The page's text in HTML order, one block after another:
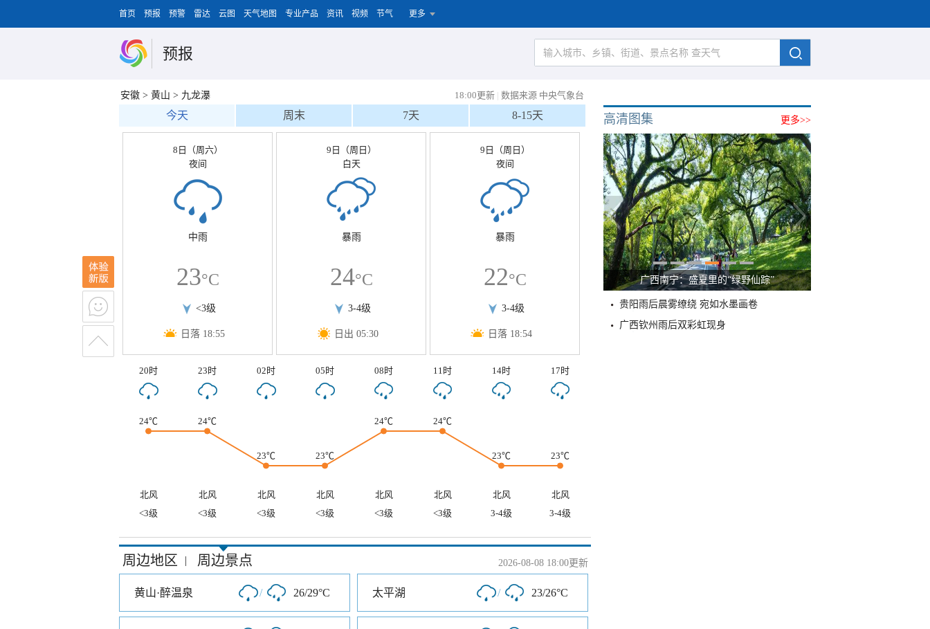
首页 预报 预警 雷达 云图 天气地图 专业产品 资讯 视频 节气 更多
预报
安徽 > 黄山 > 九龙瀑 18:00更新 | 数据来源 中央气象台
今天 周末 7天 8-15天
8日（周六）
夜间
中雨
23°C
<3级
日落 18:55
9日（周日）
白天
暴雨
24°C
3-4级
日出 05:30
9日（周日）
夜间
暴雨
22°C
3-4级
日落 18:54
20时 23时 02时 05时 08时 11时 14时 17时
24℃ 24℃
23℃ 23℃
24℃ 24℃
23℃ 23℃
北风 北风 北风 北风 北风 北风 北风
北风
<3级
<3级 <3级 <3级 <3级 <3级 3-4级 3-4级
周边地区 | 周边景点 2026-08-08 18:00更新
黄山·醉温泉 / 26/29°C 太平湖 / 23/26°C
更多>>
高清图集
广西南宁：盛夏里的“绿野仙踪”
贵阳雨后晨雾缭绕 宛如水墨画卷
广西钦州雨后双彩虹现身